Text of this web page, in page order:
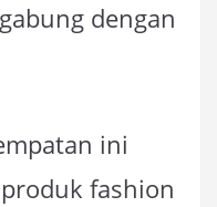
dengan
ini
fashion